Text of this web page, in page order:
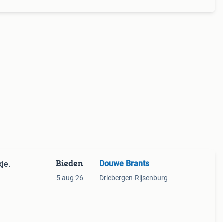
Bieden
5 aug 26
Douwe Brants
Driebergen-Rijsenburg